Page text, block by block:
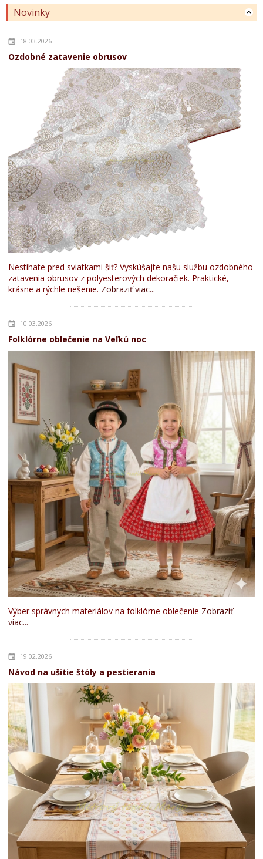
Novinky
18.03.2026
Ozdobné zatavenie obrusov
Nestíhate pred sviatkami šiť? Vyskúšajte našu službu ozdobného
zatavenia obrusov z polyesterových dekoračiek. Praktické,
krásne a rýchle riešenie. Zobraziť viac...
10.03.2026
Folklórne oblečenie na Veľkú noc
Výber správnych materiálov na folklórne oblečenie Zobraziť
viac...
19.02.2026
Návod na ušitie štóly a pestierania